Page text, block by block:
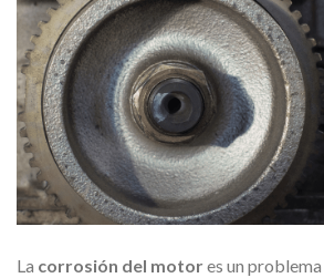
La corrosión del motores un